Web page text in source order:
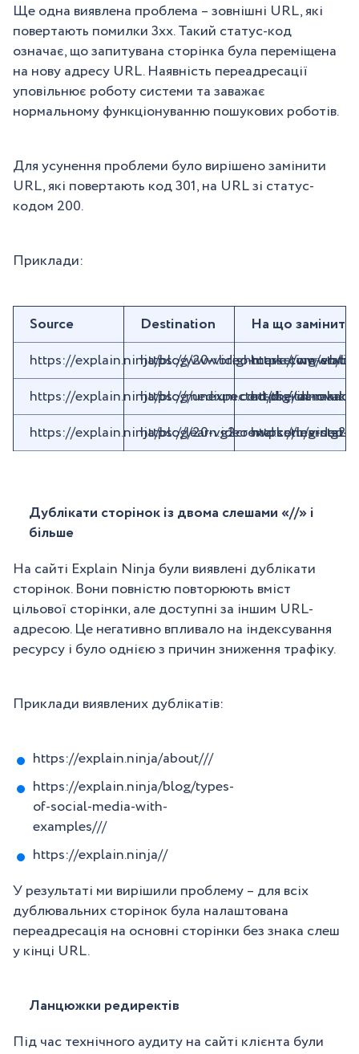
Ще одна виявлена проблема – зовнішні URL, які
повертають помилки 3xx. Такий статус-код
означає, що запитувана сторінка була переміщена
на нову адресу URL. Наявність переадресації
уповільнює роботу системи та заважає
нормальному функціонуванню пошукових роботів.
Для усунення проблеми було вирішено замінити
URL, які повертають код 301, на URL зі статус-
кодом 200.
Приклади:
Source Destination
На що замінити
https://explain.ninja/blog/20-video-marketing-
https://www.brightcove.com/en/
https://
https://explain.ninja/blog/unexpected-digital-
https://medium.com/the-
https://
https://explain.ninja/blog/20-video-marketing-
https://learn.g2crowd.com/video-
https://
Дублікати сторінок із двома слешами «//» і
більше
На сайті Explain Ninja були виявлені дублікати
сторінок. Вони повністю повторюють вміст
цільової сторінки, але доступні за іншим URL-
адресою. Це негативно впливало на індексування
ресурсу і було однією з причин зниження трафіку.
Приклади виявлених дублікатів:
https://explain.ninja/about///
https://explain.ninja/blog/types-
of-social-media-with-
examples///
https://explain.ninja//
У результаті ми вирішили проблему – для всіх
дублювальних сторінок була налаштована
переадресація на основні сторінки без знака слеш
у кінці URL.
Ланцюжки редиректів
Під час технічного аудиту на сайті клієнта були